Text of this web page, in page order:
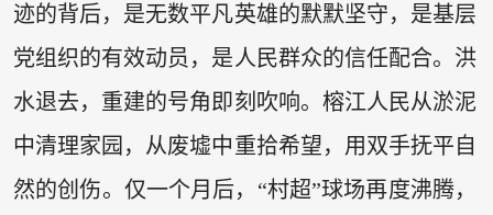
迹的背后，是无数平凡英雄的默默坚守，是基层
党组织的有效动员，是人民群众的信任配合。洪
水退去，重建的号角即刻吹响。榕江人民从淤泥
中清理家园，从废墟中重拾希望，用双手抚平自
然的创伤。仅一个月后，“村超”球场再度沸腾，